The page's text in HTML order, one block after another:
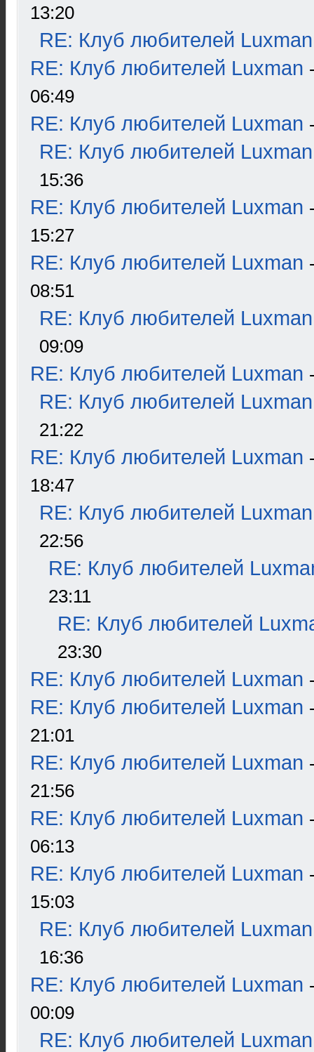
13:20
RE: Клуб любителей Luxman
RE: Клуб любителей Luxman
06:49
RE: Клуб любителей Luxman
RE: Клуб любителей Luxman
15:36
RE: Клуб любителей Luxman
15:27
RE: Клуб любителей Luxman
08:51
RE: Клуб любителей Luxman
09:09
RE: Клуб любителей Luxman
RE: Клуб любителей Luxman
21:22
RE: Клуб любителей Luxman
18:47
RE: Клуб любителей Luxman
22:56
RE: Клуб любителей
23:11
RE: Клуб любителей
23:30
RE: Клуб любителей Luxman
RE: Клуб любителей Luxman
21:01
RE: Клуб любителей Luxman
21:56
RE: Клуб любителей Luxman
06:13
RE: Клуб любителей Luxman
15:03
RE: Клуб любителей Luxman
16:36
RE: Клуб любителей Luxman
00:09
RE: Клуб любителей Luxman